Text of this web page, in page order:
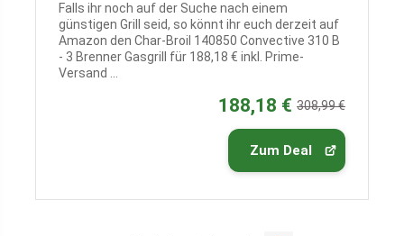
Falls ihr noch auf der Suche nach einem
günstigen Grill seid, so könnt ihr euch derzeit auf
Amazon den Char-Broil 140850 Convective 310 B
- 3 Brenner Gasgrill für 188,18 € inkl. Prime-
Versand ...
188,18 € 308,99 €
Zum Deal